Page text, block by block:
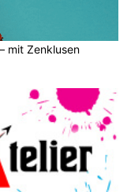
mit Zenklusen